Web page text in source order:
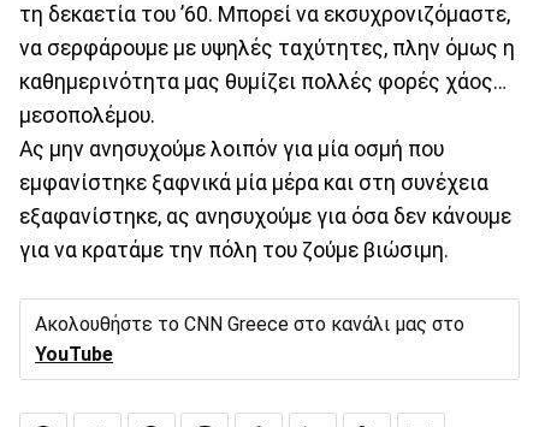
τη δεκαετία του ’60. Μπορεί να εκσυχρονιζόμαστε,
να σερφάρουμε με υψηλές ταχύτητες, πλην όμως η
καθημερινότητα μας θυμίζει πολλές φορές χάος…
μεσοπολέμου.
Ας μην ανησυχούμε λοιπόν για μία οσμή που
εμφανίστηκε ξαφνικά μία μέρα και στη συνέχεια
εξαφανίστηκε, ας ανησυχούμε για όσα δεν κάνουμε
για να κρατάμε την πόλη του ζούμε βιώσιμη.
Ακολουθήστε το CNN Greece στο κανάλι μας στο
YouTube